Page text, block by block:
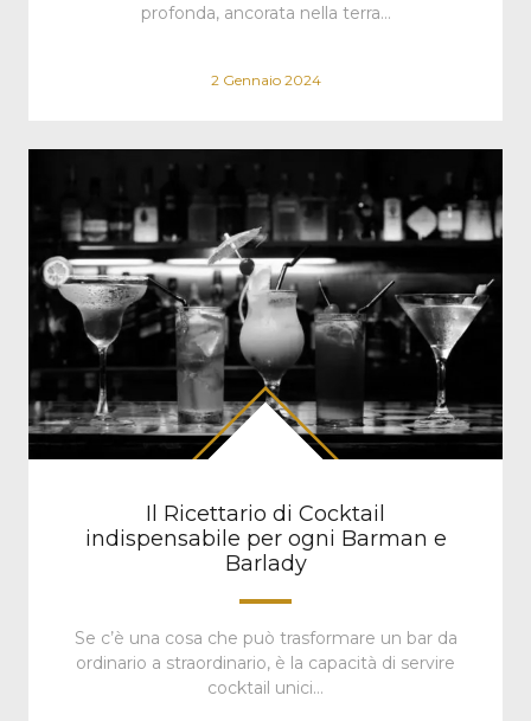
profonda, ancorata nella terra…
2 Gennaio 2024
Il Ricettario di Cocktail
indispensabile per ogni Barman e
Barlady
Se c’è una cosa che può trasformare un bar da
ordinario a straordinario, è la capacità di servire
cocktail unici…